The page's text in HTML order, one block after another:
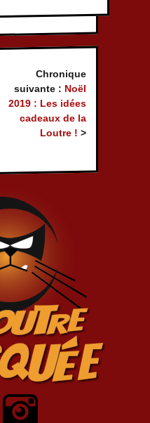
Chronique
suivante : Noël
2019 : Les idées
cadeaux de la
Loutre ! >